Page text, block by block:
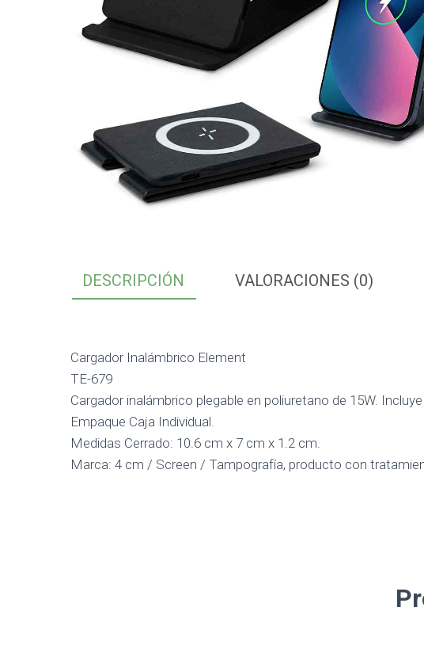
DESCRIPCIÓN VALORACIONES (0)
Cargador Inalámbrico Element
TE-679
Cargador inalámbrico plegable en poliuretano de 15W.
Empaque Caja Individual.
Medidas Cerrado: 10.6 cm x 7 cm x 1.2 cm.
Marca: 4 cm / Screen / Tampografía, producto con